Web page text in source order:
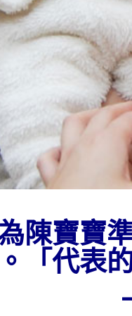
陳寶寶
「代表